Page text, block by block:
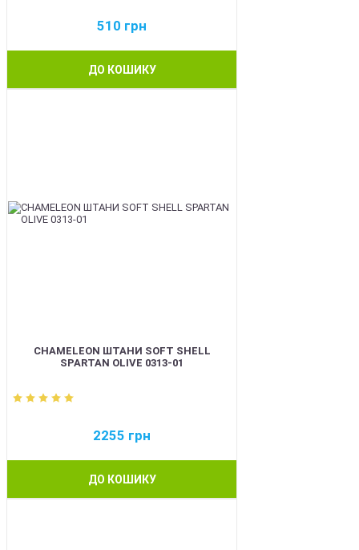
510 грн
ДО КОШИКУ
CHAMELEON ШТАНИ SOFT SHELL
SPARTAN OLIVE 0313-01
2255 грн
ДО КОШИКУ